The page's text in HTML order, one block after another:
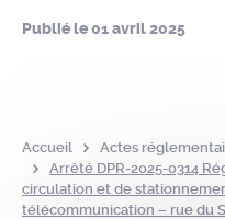
Publié le01 avril 2025
Accueil
Actes
Arrêté DPR-2025-0314
circulation et de
télécommunication – rue du